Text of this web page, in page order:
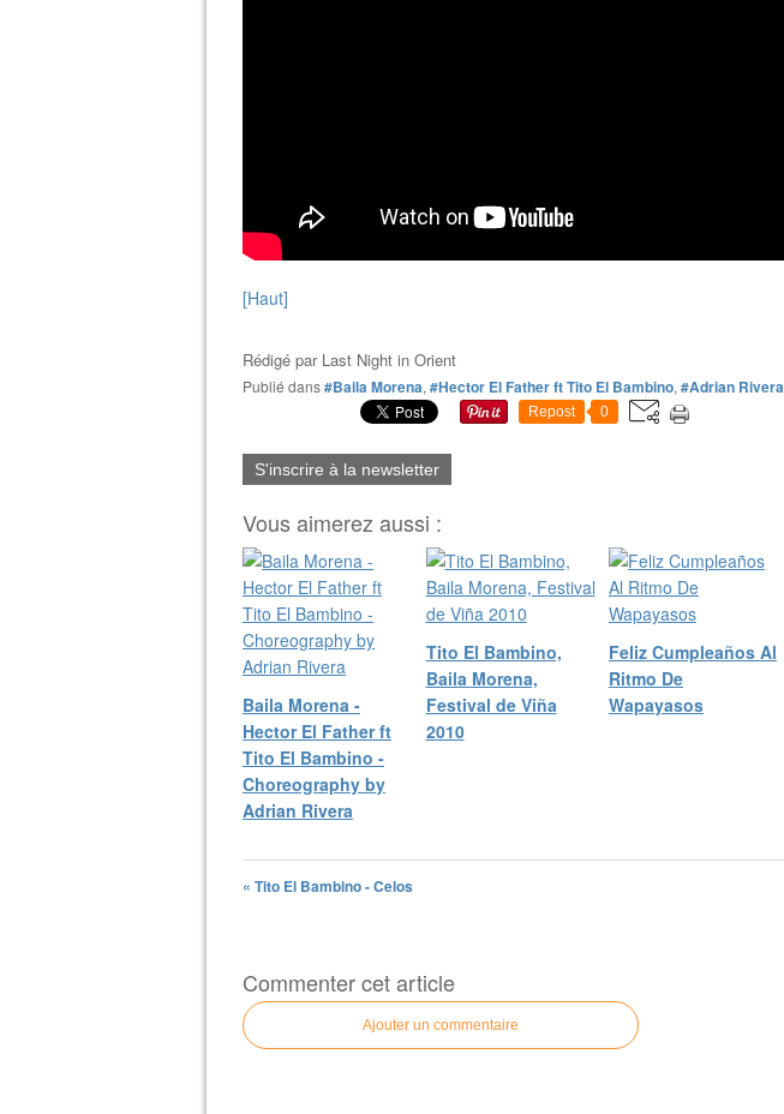
[Haut]
Rédigé par Last Night in Orient
Publié dans#Baila Morena, #Hector El Father ft Tito El Bambino, #Adrian Rivera
Repost 0
S'inscrire à la newsletter
Vous aimerez aussi :
Baila Morena -
Hector El Father ft
Tito El Bambino -
Choreography by
Adrian Rivera
Tito El Bambino,
Baila Morena,
Festival de Viña
2010
Feliz Cumpleaños Al
Ritmo De
Wapayasos
« Tito El Bambino - Celos
Commenter cet article
Ajouter un commentaire